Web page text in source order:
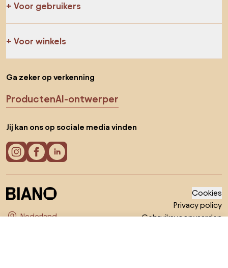
Voor gebruikers
Voor winkels
Ga zeker op verkenning
ProductenAI-ontwerper
Jij kan ons op sociale media vinden
Cookies
Privacy policy
Gebruiksvoorwaarden